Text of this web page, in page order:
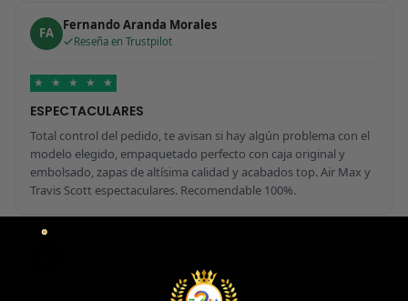
FA Fernando Aranda Morales
Reseña en Trustpilot
★ ★ ★ ★ ★
ESPECTACULARES
Total control del pedido, te avisan si hay algún problema con el
modelo elegido, empaquetado perfecto con caja original y
embolsado, zapas de altísima calidad y acabados top. Air Max y
Travis Scott espectaculares. Recomendable 100%.